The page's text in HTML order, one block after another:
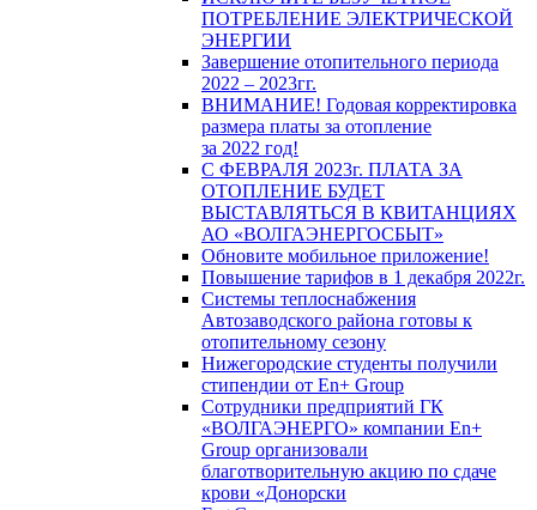
ПОТРЕБЛЕНИЕ ЭЛЕКТРИЧЕСКОЙ
ЭНЕРГИИ
Завершение отопительного периода
2022 – 2023гг.
ВНИМАНИЕ! Годовая корректировка
размера платы за отопление
за 2022 год!
С ФЕВРАЛЯ 2023г. ПЛАТА ЗА
ОТОПЛЕНИЕ БУДЕТ
ВЫСТАВЛЯТЬСЯ В КВИТАНЦИЯХ
АО «ВОЛГАЭНЕРГОСБЫТ»
Обновите мобильное приложение!
Повышение тарифов в 1 декабря 2022г.
Системы теплоснабжения
Автозаводского района готовы к
отопительному сезону
Нижегородские студенты получили
стипендии от En+ Group
Сотрудники предприятий ГК
«ВОЛГАЭНЕРГО» компании En+
Group организовали
благотворительную акцию по сдаче
крови «Донорски